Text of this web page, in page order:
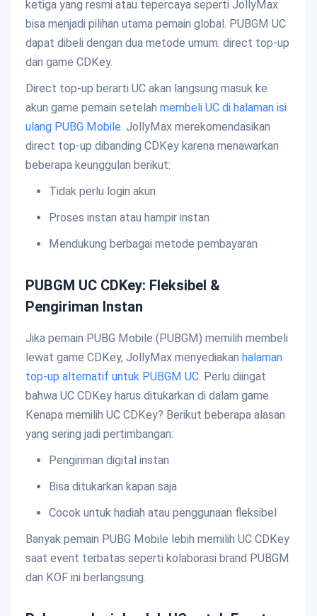
ketiga yang resmi atau tepercaya seperti JollyMax
bisa menjadi pilihan utama pemain global. PUBGM UC
dapat dibeli dengan dua metode umum: direct top-up
dan game CDKey.
Direct top-up berarti UC akan langsung masuk ke
akun game pemain setelah membeli UC di halaman isi
ulang PUBG Mobile. JollyMax merekomendasikan
direct top-up dibanding CDKey karena menawarkan
beberapa keunggulan berikut:
Tidak perlu login akun
Proses instan atau hampir instan
Mendukung berbagai metode pembayaran
PUBGM UC CDKey: Fleksibel &
Pengiriman Instan
Jika pemain PUBG Mobile (PUBGM) memilih membeli
lewat game CDKey, JollyMax menyediakan halaman
top-up alternatif untuk PUBGM UC. Perlu diingat
bahwa UC CDKey harus ditukarkan di dalam game.
Kenapa memilih UC CDKey? Berikut beberapa alasan
yang sering jadi pertimbangan:
Pengiriman digital instan
Bisa ditukarkan kapan saja
Cocok untuk hadiah atau penggunaan fleksibel
Banyak pemain PUBG Mobile lebih memilih UC CDKey
saat event terbatas seperti kolaborasi brand PUBGM
dan KOF ini berlangsung.